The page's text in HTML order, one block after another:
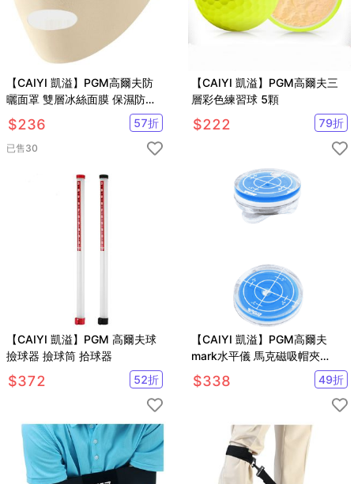
【CAIYI 凱溢】PGM高爾夫防
曬面罩 雙層冰絲面膜 保濕防紫
外線UPF50+可水洗臉罩
$236 57折
已售30
【CAIYI 凱溢】PGM高爾夫三
層彩色練習球 5顆
$222 79折
【CAIYI 凱溢】PGM 高爾夫球
撿球器 撿球筒 拾球器
$372 52折
【CAIYI 凱溢】PGM高爾夫
mark水平儀 馬克磁吸帽夾
Mark果嶺球位標配件 2入
$338 49折